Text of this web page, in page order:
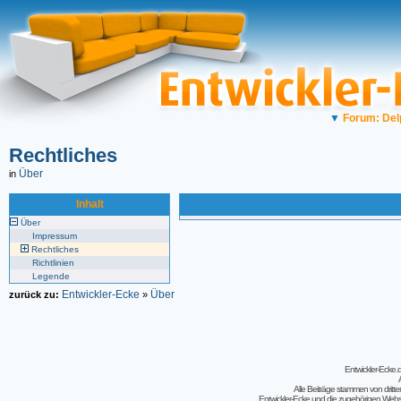
▼ Forum:
Rechtliches
in Über
Inhalt
Über
Impressum
Rechtliches
Richtlinien
Legende
zurück zu: Entwickler-Ecke » Über
Entwickler-
Alle Beiträge stammen von
Entwickler-Ecke und die zugehörigen